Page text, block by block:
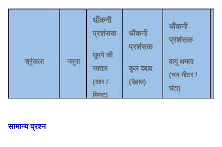
श्रृंखला नमूना
धौंकनी
प्रशंसक
घूमने की
रफ़्तार
(आर /
मिनट)
धौंकनी
प्रशंसक
कुल दबाव
(देहात)
धौंकनी
प्रशंसक
वायु क्षमता
(घन मीटर /
घंटा)
सामान्य प्रश्न